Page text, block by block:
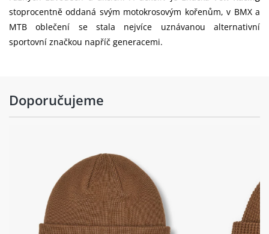
stoprocentně oddaná svým motokrosovým kořenům, v BMX a
MTB oblečení se stala nejvíce uznávanou alternativní
sportovní značkou napříč generacemi.
Doporučujeme